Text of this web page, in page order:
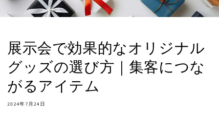
展示会で効果的なオリジナル
グッズの選び方｜集客につな
がるアイテム
2024年7月24日